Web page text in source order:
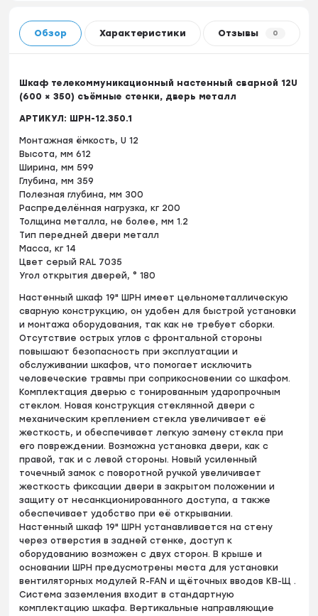
Обзор Характеристики Отзывы 0
Шкаф телекоммуникационный настенный сварной 12U
(600 × 350) съёмные стенки, дверь металл
АРТИКУЛ: ШРН-12.350.1
Монтажная ёмкость, U 12
Высота, мм 612
Ширина, мм 599
Глубина, мм 359
Полезная глубина, мм 300
Распределённая нагрузка, кг 200
Толщина металла, не более, мм 1.2
Тип передней двери металл
Масса, кг 14
Цвет серый RAL 7035
Угол открытия дверей, ° 180
Настенный шкаф 19" ШРН имеет цельнометаллическую
сварную конструкцию, он удобен для быстрой установки
и монтажа оборудования, так как не требует сборки.
Отсутствие острых углов с фронтальной стороны
повышают безопасность при эксплуатации и
обслуживании шкафов, что помогает исключить
человеческие травмы при соприкосновении со шкафом.
Комплектация дверью с тонированным ударопрочным
стеклом. Новая конструкция стеклянной двери с
механическим креплением стекла увеличивает её
жесткость, и обеспечивает легкую замену стекла при
его повреждении. Возможна установка двери, как с
правой, так и с левой стороны. Новый усиленный
точечный замок с поворотной ручкой увеличивает
жесткость фиксации двери в закрытом положении и
защиту от несанкционированного доступа, а также
обеспечивает удобство при её открывании.
Настенный шкаф 19" ШРН устанавливается на стену
через отверстия в задней стенке, доступ к
оборудованию возможен с двух сторон. В крыше и
основании ШРН предусмотрены места для установки
вентиляторных модулей R-FAN и щёточных вводов КВ-Щ .
Система заземления входит в стандартную
комплектацию шкафа. Вертикальные направляющие